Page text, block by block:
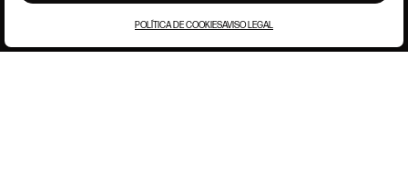
POLÍTICA DE COOKIESAVISO LEGAL